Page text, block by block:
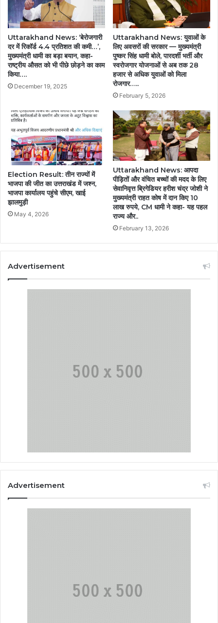
Uttarakhand News: ‘बेरोजगारी
दर में रिकॉर्ड 4.4 प्रतिशत की कमी…’,
मुख्यमंत्री धामी का बड़ा बयान, कहा-
राष्ट्रीय औसत को भी पीछे छोड़ने का काम
किया….
December 19, 2025
Uttarakhand News: युवाओं के
लिए अवसरों की सरकार — मुख्यमंत्री
पुष्कर सिंह धामी बोले, पारदर्शी भर्ती और
स्वरोजगार योजनाओं से अब तक 28
हजार से अधिक युवाओं को मिला
रोजगार…..
February 5, 2026
Election Result: तीन राज्यों में
भाजपा की जीत का उत्तराखंड में जश्न,
भाजपा कार्यालय पहुंचे सीएम, खाई
झालमुड़ी
May 4, 2026
Uttarakhand News: आपदा
पीड़ितों और वंचित बच्चों की मदद के लिए
सेवानिवृत्त ब्रिगेडियर हरीश चंद्र जोशी ने
मुख्यमंत्री राहत कोष में दान किए 10
लाख रुपये, CM धामी ने कहा- यह पहल
राज्य और..
February 13, 2026
Advertisement
Advertisement